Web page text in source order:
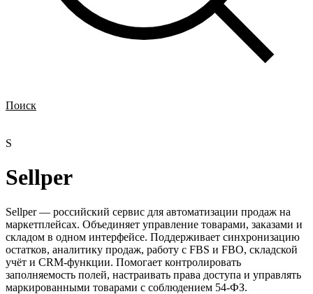
Поиск
S
Sellper
Sellper — российский сервис для автоматизации продаж на
маркетплейсах. Объединяет управление товарами, заказами и
складом в одном интерфейсе. Поддерживает синхронизацию
остатков, аналитику продаж, работу с FBS и FBO, складской
учёт и CRM-функции. Помогает контролировать
заполняемость полей, настраивать права доступа и управлять
маркированными товарами с соблюдением 54-ФЗ.